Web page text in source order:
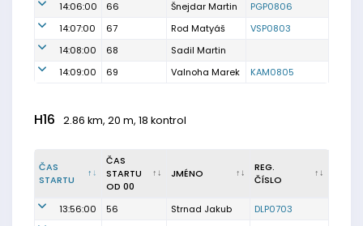
14:06:00 66 Šnejdar Martin
PGP0806
14:07:00
67 Rod Matyáš
VSP0803
14:08:00
68
Sadil Martin
14:09:00
69 Valnoha Marek KAM0805
H16 2.86 km, 20 m, 18 kontrol
ČAS
STARTU
ČAS
STARTU
OD 00
JMÉNO
REG.
ČÍSLO
13:56:00 56 Strnad Jakub
DLP0703